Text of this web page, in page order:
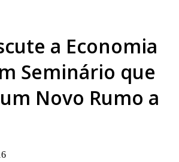
a Economia
Seminário que
Novo Rumo a